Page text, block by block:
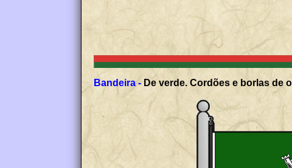
Bandeira - De verde. Cordões e borlas de